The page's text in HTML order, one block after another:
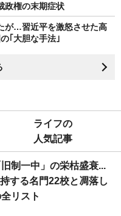
政権の末期症状
が…習近平を激怒させた高
｢大胆な手法｣
ライフの
人気記事
制一中」の栄枯盛衰...
する名門22校と凋落し
リスト